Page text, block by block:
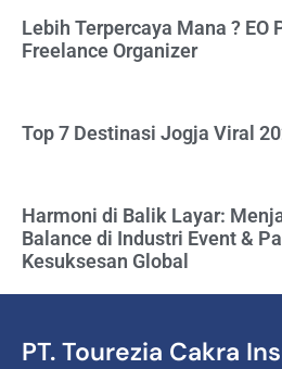
Lebih Terpercaya Mana ? EO
Freelance Organizer
Top 7 Destinasi Jogja Viral
Harmoni di Balik Layar:
Balance di Industri Event &
Kesuksesan Global
PT. Tourezia Cakra